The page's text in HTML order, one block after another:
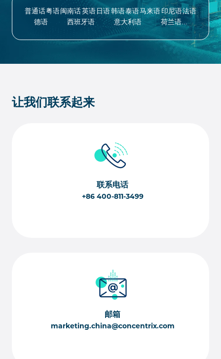
普通话粤语闽南话英语 日语韩语泰语马来语 印尼语法语
德语
西班牙语 意大利语 荷兰语...
让我们联系起来
联系电话
+86 400-811-3499
邮箱
marketing.china@concentrix.com